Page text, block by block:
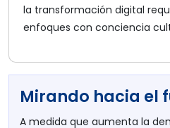
la transformación digital
enfoques con conciencia
Mirando hacia el
A medida que aumenta la